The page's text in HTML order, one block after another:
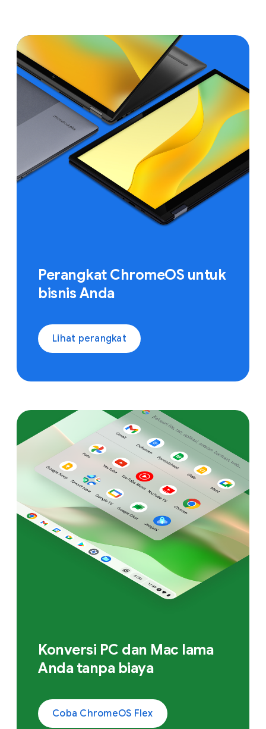
Perangkat ChromeOS untuk
bisnis Anda
Lihat perangkat
Konversi PC dan Mac lama
Anda tanpa biaya
Coba ChromeOS Flex